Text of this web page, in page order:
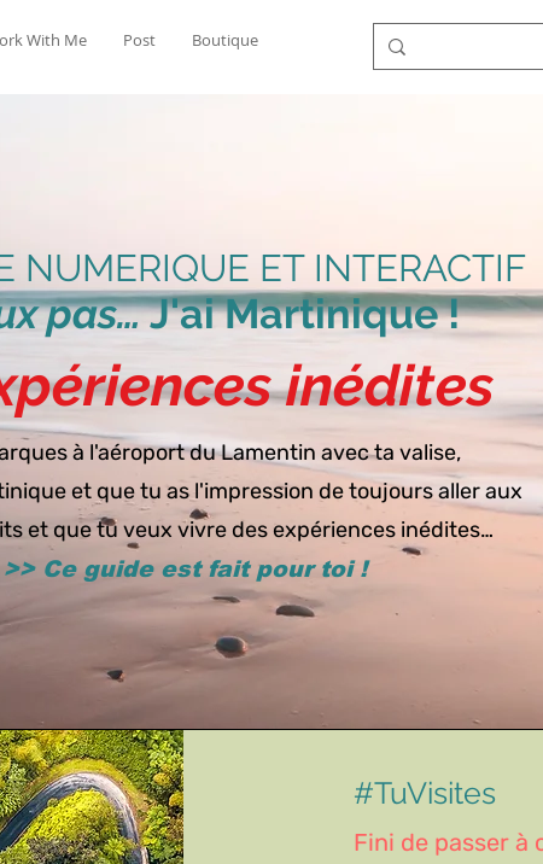
With Me Post Boutique
NUMERIQUE ET INTERACTIF
pas…J'ai Martinique !
inédites
à l'aéroport du Lamentin avec ta valise,
et que tu as l'impression de toujours aller aux
et que tu veux vivre des expériences inédites…
>> Ce guide est fait pour toi !
#TuVisites
Fini de passer à